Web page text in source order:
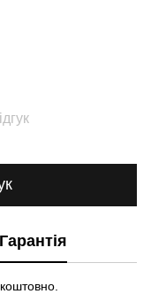
Гарантія